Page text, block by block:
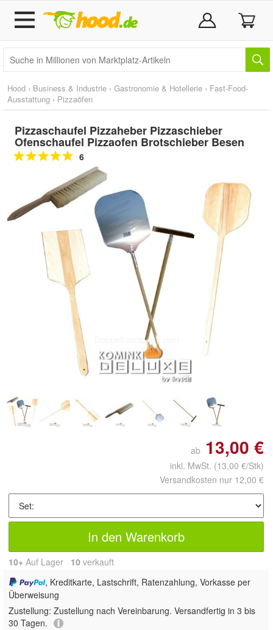
Hood › Business & Industrie › Gastronomie & Hotellerie › Fast-Food-
Ausstattung › Pizzaöfen
Pizzaschaufel Pizzaheber Pizzaschieber
Ofenschaufel Pizzaofen Brotschieber Besen
6
Doppelt antippen zum
vergrößern
ab 13,00 €
inkl. MwSt. (13,00 €/Stk)
Versandkosten nur 12,00 €
In den Warenkorb
10+ Auf Lager 10 verkauft
, Kreditkarte, Lastschrift, Ratenzahlung, Vorkasse per
Überweisung
Zustellung: Zustellung nach Vereinbarung. Versandfertig in 3 bis
30 Tagen.